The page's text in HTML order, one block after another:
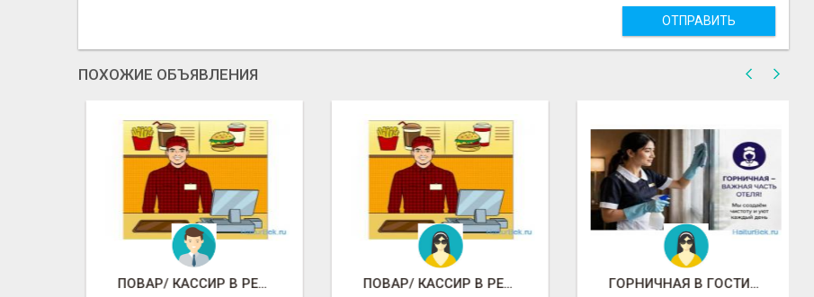
ОТПРАВИТЬ
ПОХОЖИЕ ОБЪЯВЛЕНИЯ
ПОВАР/ КАССИР В РЕСТОРАНЕ РОСТИКС (КФС) ПОВАР/ КАССИР В РЕСТОРАНЕ РОСТИКС (КФС) ГОРНИЧНАЯ В ГОСТИНИЦУ